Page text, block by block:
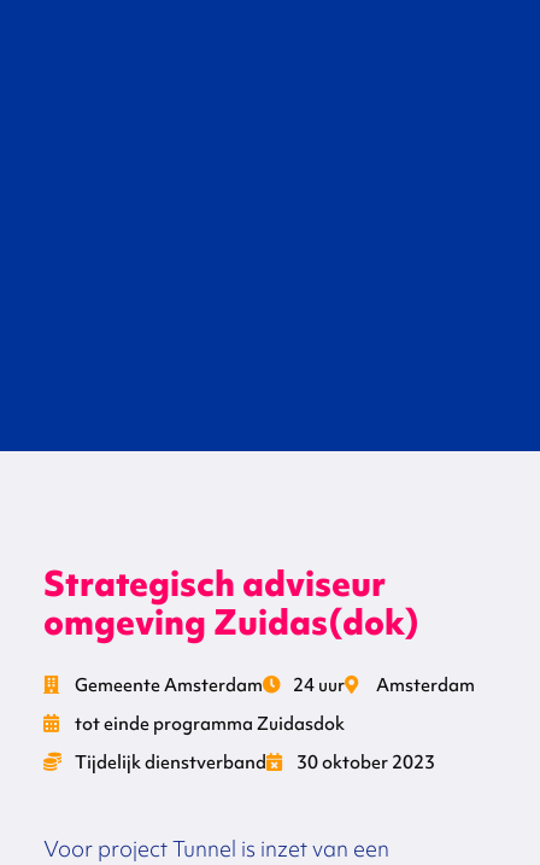
Strategisch adviseur
omgeving Zuidas(dok)
Gemeente Amsterdam 24 uur
Amsterdam
tot einde programma Zuidasdok
Tijdelijk dienstverband
30 oktober 2023
Voor project Tunnel is inzet van een